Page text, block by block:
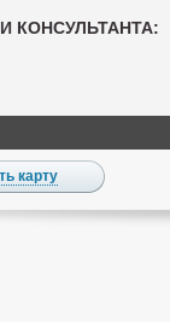
КОНСУЛЬТАНТА:
карту